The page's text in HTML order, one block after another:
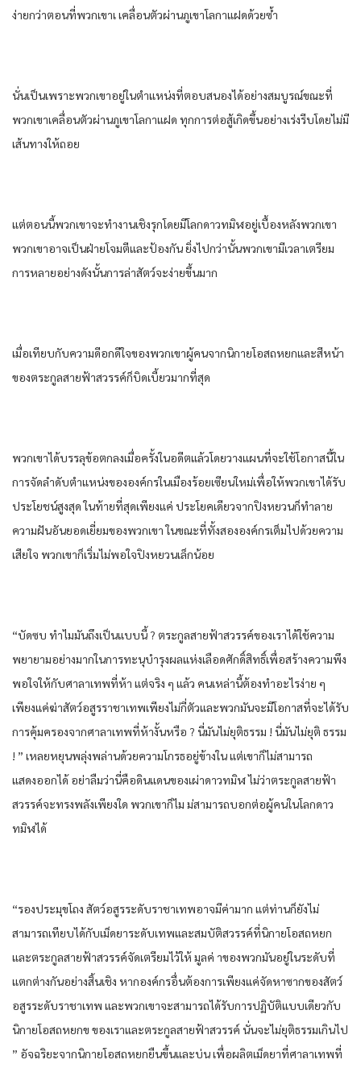
ง่าย​กว่า​ตอนที่​พวกเขา​เ เคลื่อนตัว​ผ่าน​ภูเขา​โลกา​แฝด​ด้วยซ้ำ​
นั่น​เป็น​เพราะ​พวกเขา​อยู่​ใน​ตำแหน่ง​ที่​ตอบสนอง​ได้​อย่าง​สมบูรณ์​ขณะที่​
พวกเขา​เคลื่อนตัว​ผ่าน​ภูเขา​โลกา​แฝด​ ทุก​การต่อสู้​เกิดขึ้น​อย่าง​เร่งรีบ​โดย​ไม่มี
เส้นทาง​ให้​ถอย​
แต่​ตอนนี้​พวกเขา​จะทำงาน​เชิงรุก​โดย​มีโลก​ดาว​ทมิฬ​อยู่​เบื้องหลัง​พวกเขา​
พวกเขา​อาจ​เป็น​ฝ่าย​โจมตี​และ​ป้องกัน​ ยิ่งไปกว่านั้น​พวกเขา​มีเวลา​เตรียม
การ​หลายอย่าง​ดังนั้น​การล่าสัตว์​จะง่าย​ขึ้น​มาก​
เมื่อ​เทียบ​กับ​ความ​ดีอกดีใจ​ของ​พวกเขา​ผู้คน​จาก​นิกาย​โอสถ​หยก​และ​สีหน้า​
ของ​ตระกูล​สายฟ้า​สวรรค์​ก็​บิดเบี้ยว​มาก​ที่สุด​
พวกเขา​ได้​บรรลุ​ข้อตกลง​เมื่อ​ครั้ง​ใน​อดีต​แล้ว​โดย​วางแผน​ที่จะ​ใช้โอกาส​นี้​ใน​
การ​จัดลำดับ​ตำแหน่ง​ของ​องค์กร​ใน​เมือง​ร้อย​เซียน​ใหม่​เพื่อให้​พวกเขา​ได้​รับ
ประโยชน์​สูงสุด​ ใน​ท้ายที่สุด​เพียงแค่ ประโยค​เดียว​จาก​ปิงหยวน​ก็​ทำลาย​
ความฝัน​อัน​ยอดเยี่ยม​ของ​พวกเขา​ ในขณะที่​ทั้งสอง​องค์กร​เต็มไปด้วย​ความ
เสียใจ​ พวกเขา​ก็​เริ่ม​ไม่พอใจ​ปิงหยวน​เล็กน้อย​
“บัดซบ​ ทำไม​มัน​ถึงเป็น​แบบนี้​ ? ตระกูล​สายฟ้า​สวรรค์​ของ​เรา​ได้​ใช้ความ
พยายาม​อย่าง​มาก​ใน​การทะนุบำรุง​ผล​แห่ง​เลือด​ศักดิ์สิทธิ์​เพื่อ​สร้าง​ความพึง
พอใจ​ให้​กับ​ศาลา​เทพ​ที่​ห้า​ แต่​จริง ๆ​ แล้ว​ คน​เหล่านี้​ต้อง​ทำ​อะไร​ง่าย ๆ​
เพียงแค่​ฆ่าสัตว์​อสูร​ราชา​เทพ​เพียง​ไม่กี่​ตัว​และ​พวก​มัน​จะมีโอกาส​ที่จะ​ได้รับ​
การ​คุ้มครอง​จาก​ศาลา​เทพ​ที่​ห้า​งั้น​หรือ​ ? นี่​มัน​ไม่ยุติธรรม​ ! นี่​มัน​ไม่ยุติ ธรรม​
! ” เห​ลย​หยุ​นพ​ลุ่ง​พล่าน​ด้วย​ความโกรธ​อยู่​ข้างใน​ แต่​เขา​ก็​ไม่สามารถ​
แสดงออก​ได้​ อย่า​ลืม​ว่า​นี่​คือ​ดินแดน​ของ​เผ่า​ดาว​ทมิฬ​ ไม่ว่า​ตระกูล​สายฟ้า​
สวรรค์​จะทรงพลัง​เพียงใด​ พวกเขา​ก็​ไม ม่สามารถ​บอกต่อ​ผู้​คนใน​โลก​ดาว​
ทมิฬ​ได้​
“รอง​ประ​มุขโถง​ สัตว์​อสูร​ระดับ​ราชา​เทพ​อาจ​มีค่า​มาก​ แต่​ท่าน​ก็​ยัง​ไม่
สามารถ​เทียบ​ได้​กับ​เม็ด​ยา​ระดับ​เทพ​และ​สมบัติ​สวรรค์​ที่​นิกาย​โอสถ​หยก​
และ​ตระกูล​สายฟ้า​สวรรค์​จัดเตรียม​ไว้​ให้​ มูลค่ า​ของ​พวก​มัน​อยู่​ใน​ระดับ​ที่​
แตก​ต่างกัน​อย่าง​สิ้นเชิง​ หาก​องค์กร​อื่น​ต้องการ​เพียงแค่​จัดหา​ซาก​ของ​สัตว์​
อสูร​ระดับ​ราชา​เทพ​ และ​พวกเขา​จะสามารถ​ได้รับ​การปฏิบัติ​แบบ​เดียว​กับ​
นิกาย​โอสถ​หยก​ข ของ​เรา​และ​ตระกูล​สายฟ้า​สวรรค์​ นั่น​จะไม่ยุติธรรม​เกินไป​
” อัจฉริยะ​จาก​นิกาย​โอสถ​หยก​ยืน​ขึ้น​และ​บ่น​ เพื่อ​ผลิต​เม็ด​ยา​ที่​ศาลา​เทพ​ที่​